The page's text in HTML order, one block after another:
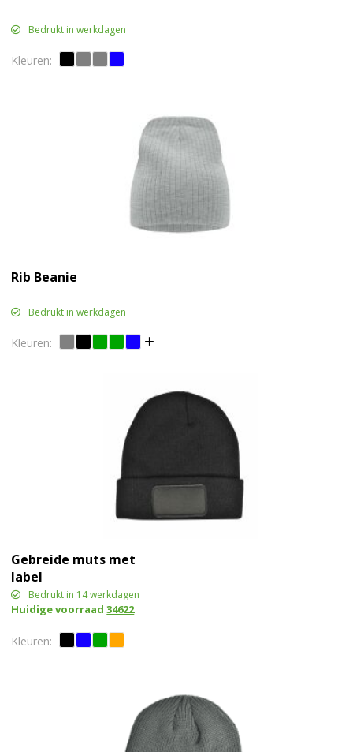
Bedrukt in werkdagen
Rib Beanie
Bedrukt in werkdagen
Gebreide muts met
label
Bedrukt in 14 werkdagen
Huidige voorraad34622